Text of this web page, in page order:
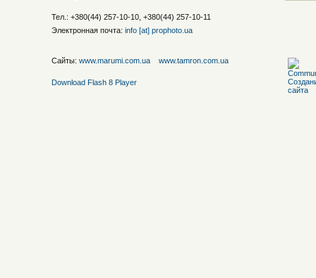
Тел.: +380(44) 257-10-10, +380(44) 257-10-11
Электронная почта: info [at] prophoto.ua
Сайты: www.marumi.com.ua www.tamron.com.ua
Download Flash 8 Player